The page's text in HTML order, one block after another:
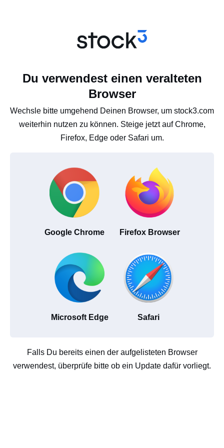
Du verwendest einen veralteten
Browser
Wechsle bitte umgehend Deinen Browser, um stock3.com
weiterhin nutzen zu können. Steige jetzt auf Chrome,
Firefox, Edge oder Safari um.
Google Chrome Firefox Browser
Microsoft Edge Safari
Falls Du bereits einen der aufgelisteten Browser
verwendest, überprüfe bitte ob ein Update dafür vorliegt.